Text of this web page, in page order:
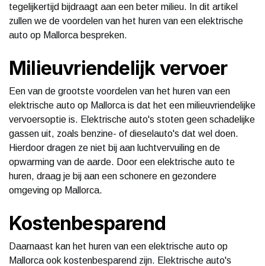
tegelijkertijd bijdraagt aan een beter milieu. In dit artikel
zullen we de voordelen van het huren van een elektrische
auto op Mallorca bespreken.
Milieuvriendelijk vervoer
Een van de grootste voordelen van het huren van een
elektrische auto op Mallorca is dat het een milieuvriendelijke
vervoersoptie is. Elektrische auto's stoten geen schadelijke
gassen uit, zoals benzine- of dieselauto's dat wel doen.
Hierdoor dragen ze niet bij aan luchtvervuiling en de
opwarming van de aarde. Door een elektrische auto te
huren, draag je bij aan een schonere en gezondere
omgeving op Mallorca.
Kostenbesparend
Daarnaast kan het huren van een elektrische auto op
Mallorca ook kostenbesparend zijn. Elektrische auto's